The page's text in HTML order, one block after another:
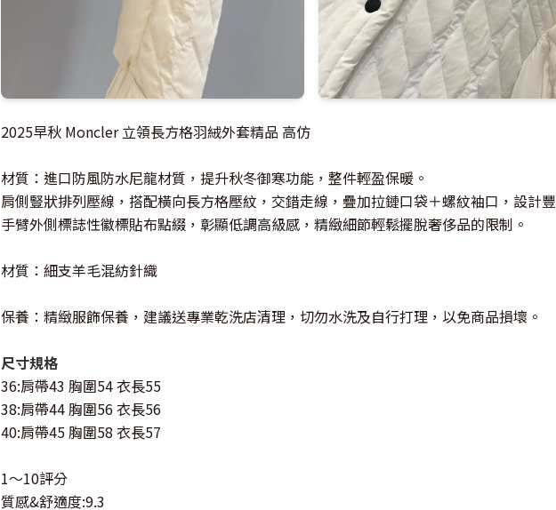
2025早秋 Moncler 立領長方格羽絨外套精品 高仿
材質：進口防風防水尼龍材質，提升秋冬御寒功能，整件輕盈保暖。
肩側豎狀排列壓線，搭配橫向長方格壓紋，交錯走線，疊加拉鏈口袋＋螺紋袖口，設計
手臂外側標誌性徽標貼布點綴，彰顯低調高級感，精緻細節輕鬆擺脫奢侈品的限制。
材質：細支羊毛混紡針織
保養：精緻服飾保養，建議送專業乾洗店清理，切勿水洗及自行打理，以免商品損壞。
尺寸規格
36:肩帶43 胸圍54 衣長55
38:肩帶44 胸圍56 衣長56
40:肩帶45 胸圍58 衣長57
1～10評分
質感&舒適度:9.3